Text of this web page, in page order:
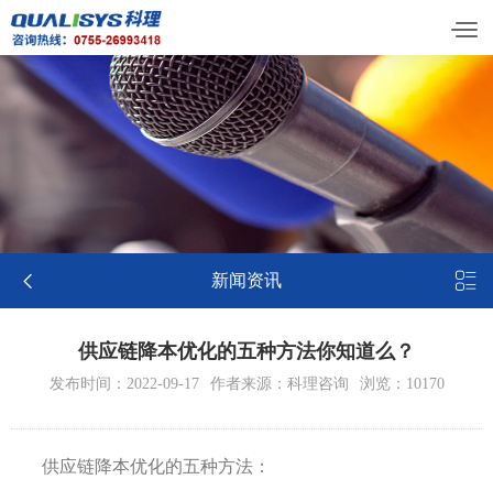
 新闻资讯 
供应链降本优化的五种方法你知道么？
发布时间：2022-09-17 作者来源：科理咨询 浏览：10170
供应链降本优化的五种方法：